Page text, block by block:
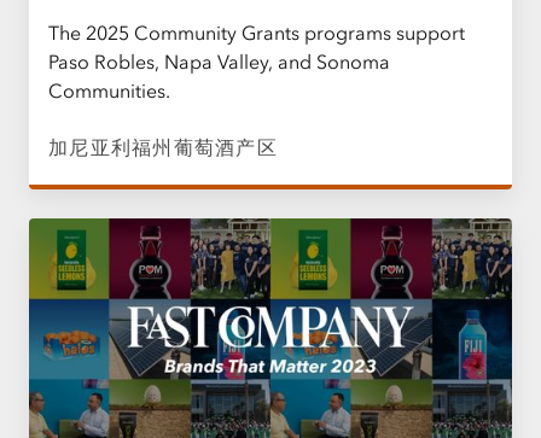
The 2025 Community Grants programs support
Paso Robles, Napa Valley, and Sonoma
Communities.
加尼亚利福州葡萄酒产区